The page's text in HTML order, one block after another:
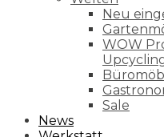
Neu
WOW
Sale
News